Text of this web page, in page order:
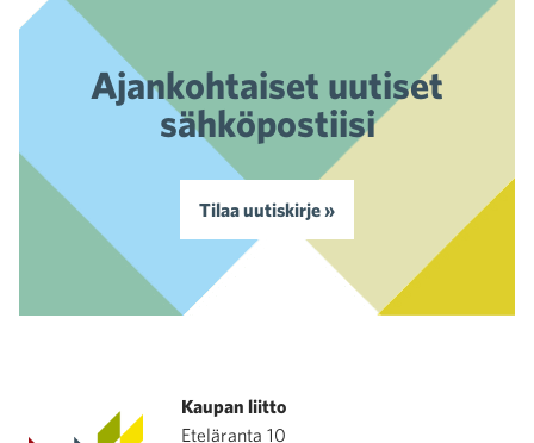
Ajankohtaiset uutiset
sähköpostiisi
Tilaa uutiskirje »
Kaupan liitto
Eteläranta 10